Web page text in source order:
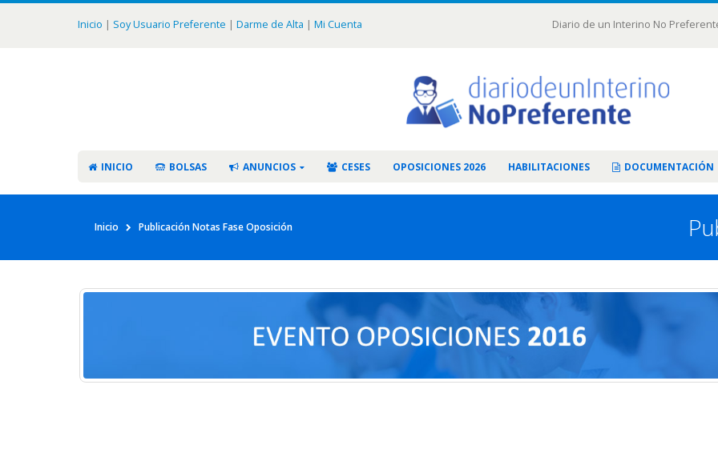
Inicio | Soy Usuario Preferente | Darme de Alta | Mi Cuenta Diario de un Interino No
INICIO BOLSAS ANUNCIOS CESES OPOSICIONES 2026 HABILITACIONES DOCUMENTACIÓN
Inicio Publicación Notas Fase Oposición